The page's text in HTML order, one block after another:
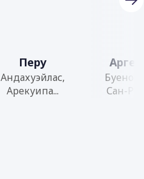
Перу
Андахуэйлас,
Арекуипа...
Сан-